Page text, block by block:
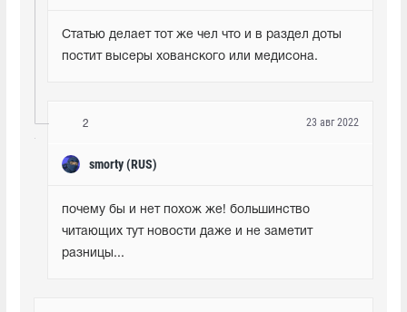
Статью делает тот же чел что и в раздел доты
постит высеры хованского или медисона.
2
smorty (RUS)
23 авг 2022
почему бы и нет похож же! большинство
читающих тут новости даже и не заметит
разницы...